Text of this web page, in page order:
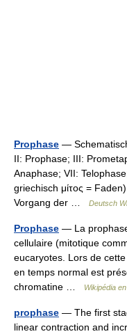
Prophase —
II: Prophase; III:
Anaphase; VII:
griechisch μίτος =
Vorgang der …
Deutsch
Prophase — La
cellulaire (mitotique
eucaryotes. Lors de
en temps normal est
chromatine …
Wikipédia
prophase — The first
linear contraction and